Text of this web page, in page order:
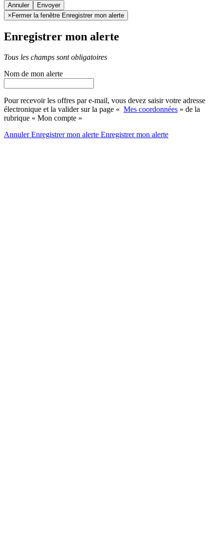
Annuler
× Fermer la fenêtre Enregistrer mon alerte
Enregistrer mon alerte
Tous les champs sont obligatoires
Nom de mon alerte
Pour recevoir les offres par e-mail, vous devez saisir votre adresse
électronique et la valider sur la page « Mes coordonnées » de la
rubrique « Mon compte »
AnnulerEnregistrer mon alerte Enregistrermon alerte